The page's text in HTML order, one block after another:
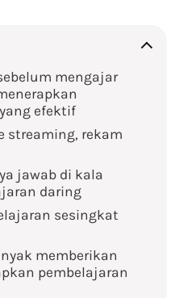
mengajar
efektif
streaming, rekam
jawab di kala
daring
sesingkat
memberikan
pembelajaran